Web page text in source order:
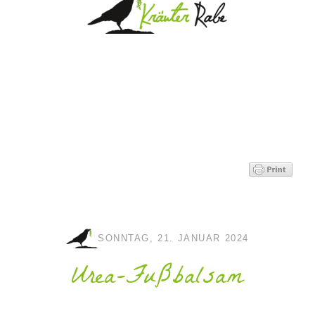
SONNTAG, 21. JANUAR 2024
Urea-Fußbalsam